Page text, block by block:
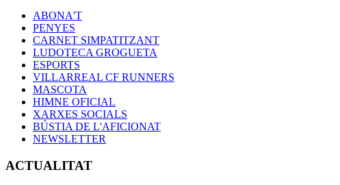
ABONA'T
PENYES
CARNET SIMPATITZANT
LUDOTECA GROGUETA
ESPORTS
VILLARREAL CF RUNNERS
MASCOTA
HIMNE OFICIAL
XARXES SOCIALS
BÚSTIA DE L'AFICIONAT
NEWSLETTER
ACTUALITAT